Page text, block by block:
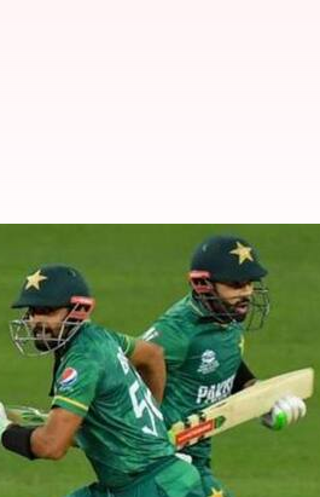
सेमीफाइनल:
09:21 pm
सेमीफाइनल में पाकिस्तान ने
(67) ने शानदार पारी खेली। वहीं
से मिचेल स्टार्क ने सर्वाधिक